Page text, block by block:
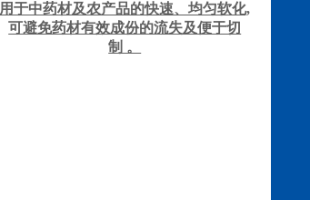
用于中药材及农产品的快速、均匀软化,
可避免药材有效成份的流失及便于切
制 。